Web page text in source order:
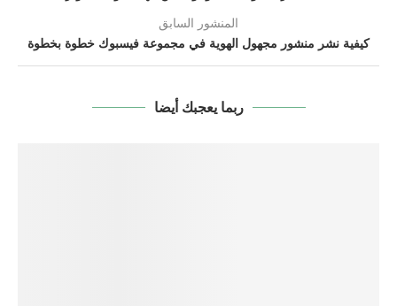
المنشور السابق
كيفية نشر منشور مجهول الهوية في مجموعة فيسبوك خطوة بخطوة
ربما يعجبك أيضا